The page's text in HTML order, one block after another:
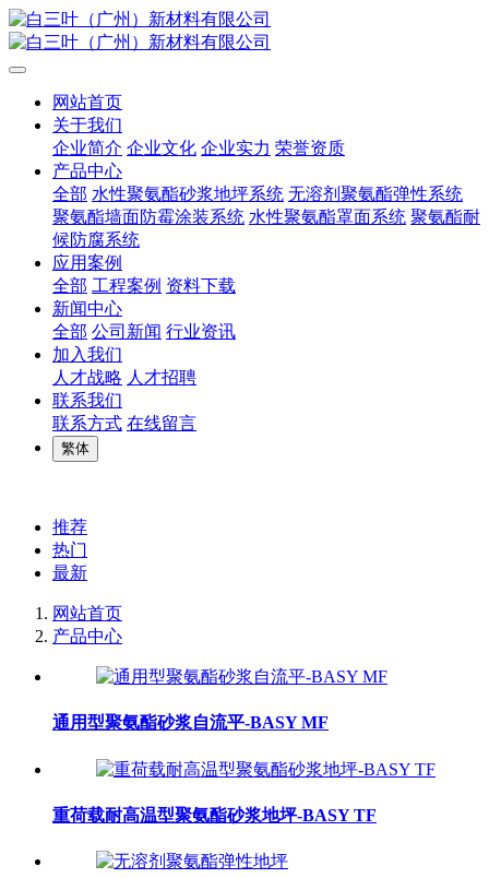
网站首页
关于我们
企业简介 企业文化 企业实力 荣誉资质
产品中心
全部 水性聚氨酯砂浆地坪系统 无溶剂聚氨酯弹性系统
聚氨酯墙面防霉涂装系统 水性聚氨酯罩面系统 聚氨酯耐
候防腐系统
应用案例
全部 工程案例 资料下载
新闻中心
全部 公司新闻 行业资讯
加入我们
人才战略 人才招聘
联系我们
联系方式 在线留言
繁体
推荐
热门
最新
网站首页
产品中心
通用型聚氨酯砂浆自流平-BASY MF
重荷载耐高温型聚氨酯砂浆地坪-BASY TF